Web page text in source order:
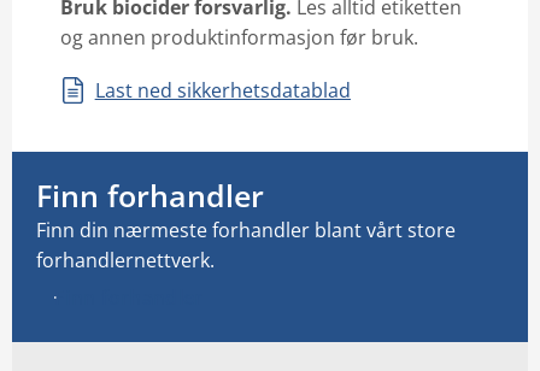
Bruk biocider forsvarlig. Les alltid etiketten
og annen produktinformasjon før bruk.
Last ned sikkerhetsdatablad
Finn forhandler
Finn din nærmeste forhandler blant vårt store
forhandlernettverk.
Finn forhandler